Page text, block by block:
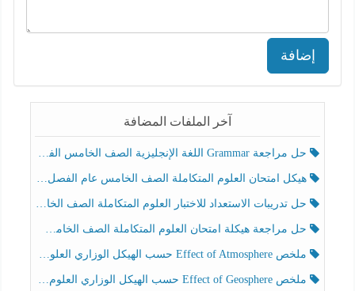
إضافة
آخر الملفات المضافة
حل مراجعة Grammar اللغة الإنجليزية الصف الخامس الفصل الثالث
هيكل امتحان العلوم المتكاملة الصف الخامس عام الفصل الدراسي الثالث 2025-2026
حل تدريبات الاستعداد للاختبار العلوم المتكاملة الصف الخامس عام الفصل الثالث
حل مراجعة هيكلة امتحان العلوم المتكاملة الصف الخامس انسبير الفصل الثالث
ملخص Effect of Atmosphere حسب الهيكل الوزاري العلوم المتكاملة الصف الخامس انسبير الفصل الثالث
ملخص Effect of Geosphere حسب الهيكل الوزاري العلوم المتكاملة الصف الخامس انسبير الفصل الثالث